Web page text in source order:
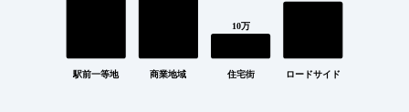
駅前一等地 商業地域
10万
住宅街 ロードサイド